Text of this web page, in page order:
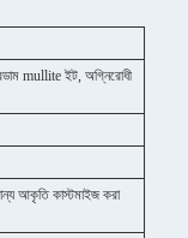
mullite ইট, অগ্নিরোধী
আকৃতি কাস্টমাইজ করা